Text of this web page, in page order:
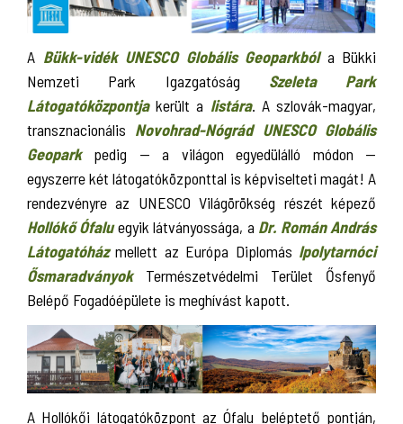
A Bükk-vidék UNESCO Globális Geoparkbóla Bükki
Nemzeti Park Igazgatóság Szeleta Park
Látogatóközpontjakerült a listára. A szlovák-magyar,
transznacionális Novohrad-Nógrád UNESCO Globális
Geoparkpedig -- a világon egyedülálló módon --
egyszerre két látogatóközponttal is képviselteti magát! A
rendezvényre az UNESCO Világörökség részét képező
Hollókő Ófaluegyik látványossága, a Dr. Román András
Látogatóházmellett az Európa Diplomás Ipolytarnóci
ŐsmaradványokTermészetvédelmi Terület Ősfenyő
Belépő Fogadóépülete is meghívást kapott.
A Hollókői látogatóközpont az Ófalu beléptető pontján,